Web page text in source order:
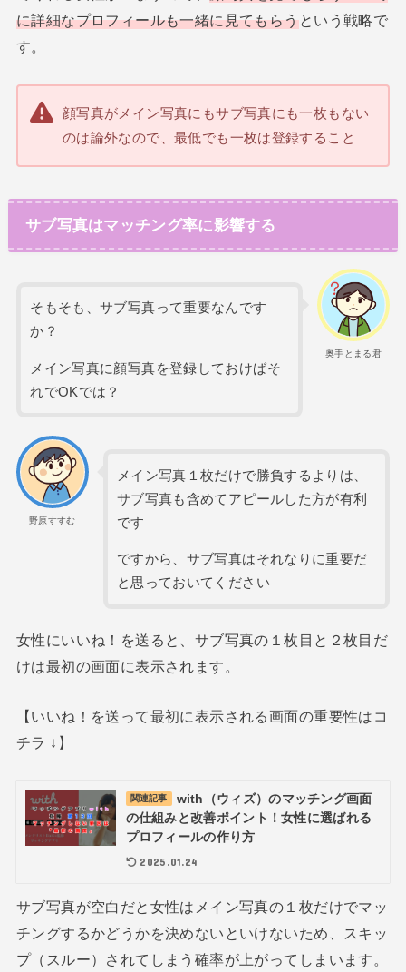
に詳細なプロフィールも一緒に見てもらうという戦略で
す。
顔写真がメイン写真にもサブ写真にも一枚もない
のは論外なので、最低でも一枚は登録すること
サブ写真はマッチング率に影響する
奥手とまる君
そもそも、サブ写真って重要なんです
か？
メイン写真に顔写真を登録しておけばそ
れでOKでは？
野原すすむ
メイン写真１枚だけで勝負するよりは、
サブ写真も含めてアピールした方が有利
です
ですから、サブ写真はそれなりに重要だ
と思っておいてください
女性にいいね！を送ると、サブ写真の１枚目と２枚目だ
けは最初の画面に表示されます。
【いいね！を送って最初に表示される画面の重要性はコ
チラ ↓】
関連記事
with（ウィズ）のマッチング画面
の仕組みと改善ポイント！女性に選ばれる
プロフィールの作り方
2025.01.24
サブ写真が空白だと女性はメイン写真の１枚だけでマッ
チングするかどうかを決めないといけないため、スキッ
プ（スルー）されてしまう確率が上がってしまいます。